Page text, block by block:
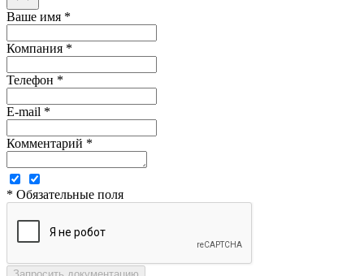
Ваше имя *
Компания *
Телефон *
E-mail *
Комментарий *
* Обязательные поля